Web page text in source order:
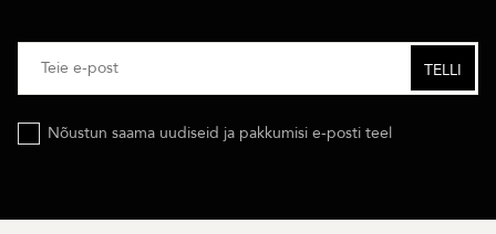
Nõustun saama uudiseid ja pakkumisi e-posti teel